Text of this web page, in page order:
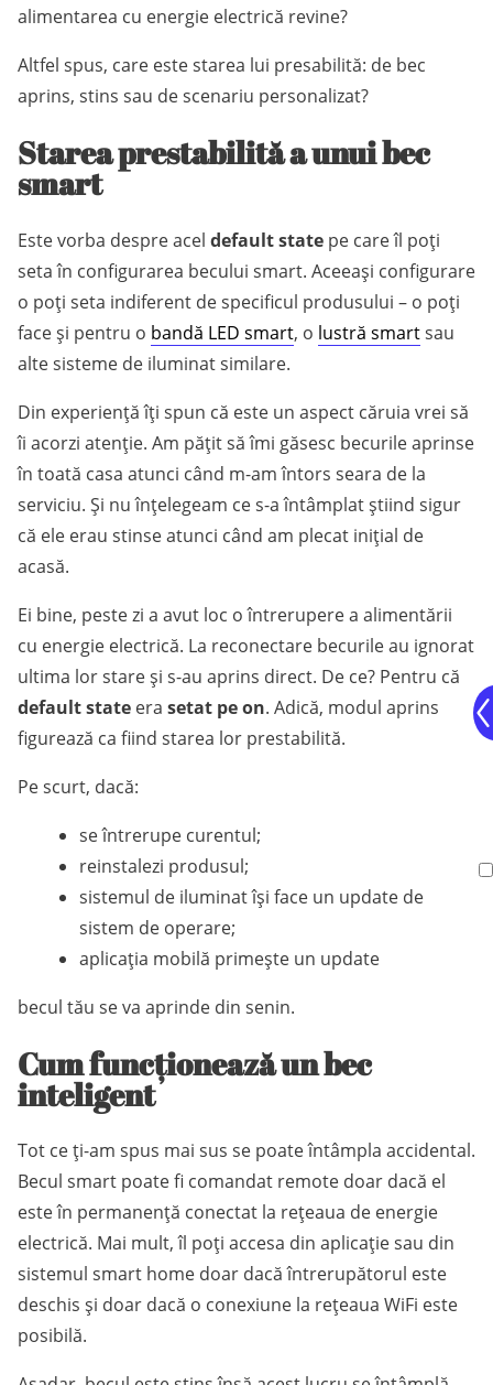
alimentarea cu energie electrică revine?
Altfel spus, care este starea lui presabilită: de bec
aprins, stins sau de scenariu personalizat?
Starea prestabilită a unui bec
smart
Este vorba despre acel default state pe care îl poți
seta în configurarea becului smart. Aceeași configurare
o poți seta indiferent de specificul produsului – o poți
face și pentru o bandă LED smart, o lustră smartsau
alte sisteme de iluminat similare.
Din experiență îți spun că este un aspect căruia vrei să
îi acorzi atenție. Am pățit să îmi găsesc becurile aprinse
în toată casa atunci când m-am întors seara de la
serviciu. Și nu înțelegeam ce s-a întâmplat știind sigur
că ele erau stinse atunci când am plecat inițial de
acasă.
Ei bine, peste zi a avut loc o întrerupere a alimentării
cu energie electrică. La reconectare becurile au ignorat
ultima lor stare și s-au aprins direct. De ce? Pentru că
default state era setat pe on. Adică, modul aprins
figurează ca fiind starea lor prestabilită.
Pe scurt, dacă:
se întrerupe curentul;
reinstalezi produsul;
sistemul de iluminat își face un update de
sistem de operare;
aplicația mobilă primește un update
becul tău se va aprinde din senin.
Cum funcționează un bec
inteligent
Tot ce ți-am spus mai sus se poate întâmpla accidental.
Becul smart poate fi comandat remote doar dacă el
este în permanență conectat la rețeaua de energie
electrică. Mai mult, îl poți accesa din aplicație sau din
sistemul smart home doar dacă întrerupătorul este
deschis și doar dacă o conexiune la rețeaua WiFi este
posibilă.